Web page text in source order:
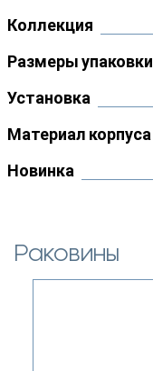
Коллекция
Размеры упаковки
Установка
Материал корпуса
Новинка
Раковины